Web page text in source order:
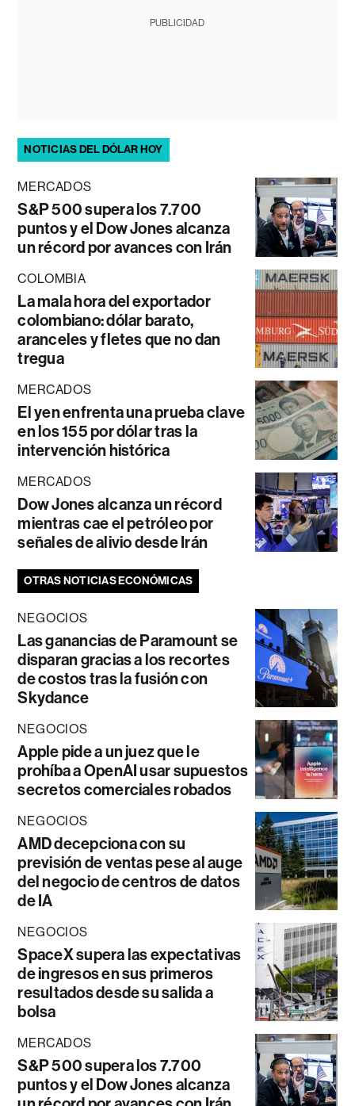
PUBLICIDAD
NOTICIAS DEL DÓLAR HOY
MERCADOS
S&P 500 supera los 7.700
puntos y el Dow Jones alcanza
un récord por avances con Irán
COLOMBIA
La mala hora del exportador
colombiano: dólar barato,
aranceles y fletes que no dan
tregua
MERCADOS
El yen enfrenta una prueba clave
en los 155 por dólar tras la
intervención histórica
MERCADOS
Dow Jones alcanza un récord
mientras cae el petróleo por
señales de alivio desde Irán
OTRAS NOTICIAS ECONÓMICAS
NEGOCIOS
Las ganancias de Paramount se
disparan gracias a los recortes
de costos tras la fusión con
Skydance
NEGOCIOS
Apple pide a un juez que le
prohíba a OpenAI usar supuestos
secretos comerciales robados
NEGOCIOS
AMD decepciona con su
previsión de ventas pese al auge
del negocio de centros de datos
de IA
NEGOCIOS
SpaceX supera las expectativas
de ingresos en sus primeros
resultados desde su salida a
bolsa
MERCADOS
S&P 500 supera los 7.700
puntos y el Dow Jones alcanza